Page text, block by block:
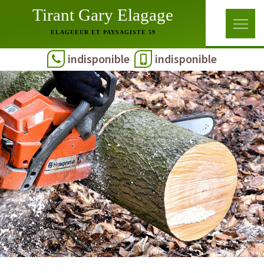
Tirant Gary Elagage
ELAGUEUR ET PAYSAGISTE 59
indisponible indisponible